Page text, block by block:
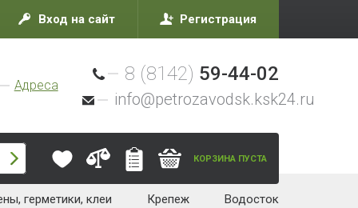
Вход на сайт Регистрация
Адреса
8 (8142) 59-44-02
info@petrozavodsk.ksk24.ru
КОРЗИНА ПУСТА
герметики, клеи Крепеж Водосток